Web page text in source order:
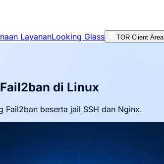
LayananLooking Glass TOR Client Area
di Linux
Fail2ban beserta jail SSH dan Nginx.